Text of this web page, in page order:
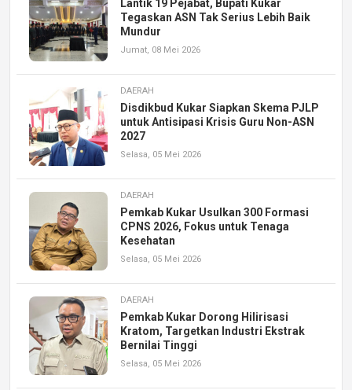
Lantik 19 Pejabat, Bupati Kukar
Tegaskan ASN Tak Serius Lebih Baik
Mundur
Jumat, 08 Mei 2026
DAERAH
Disdikbud Kukar Siapkan Skema PJLP
untuk Antisipasi Krisis Guru Non-ASN
2027
Selasa, 05 Mei 2026
DAERAH
Pemkab Kukar Usulkan 300 Formasi
CPNS 2026, Fokus untuk Tenaga
Kesehatan
Selasa, 05 Mei 2026
DAERAH
Pemkab Kukar Dorong Hilirisasi
Kratom, Targetkan Industri Ekstrak
Bernilai Tinggi
Selasa, 05 Mei 2026